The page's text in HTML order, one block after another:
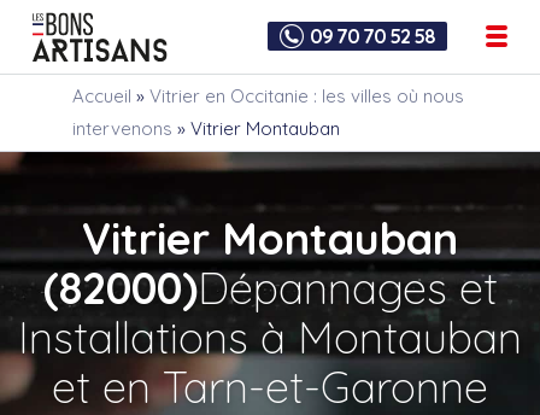
09 70 70 52 58
Accueil » Vitrier en Occitanie : les villes où nous
intervenons » Vitrier Montauban
Vitrier Montauban
(82000)Dépannages et
Installations à Montauban
et en Tarn-et-Garonne